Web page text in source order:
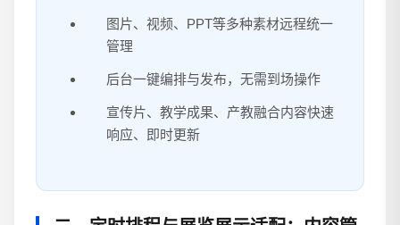
图片、视频、PPT等多种素材远程统一
管理
后台一键编排与发布，无需到场操作
宣传片、教学成果、产教融合内容快速
响应、即时更新